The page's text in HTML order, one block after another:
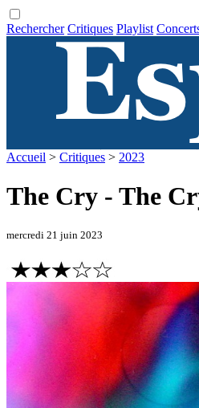
Rechercher Critiques Playlist
Accueil > Critiques > 2023
The Cry - The
mercredi 21 juin 2023